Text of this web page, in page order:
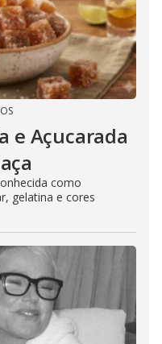
e Açucarada
como
gelatina e cores